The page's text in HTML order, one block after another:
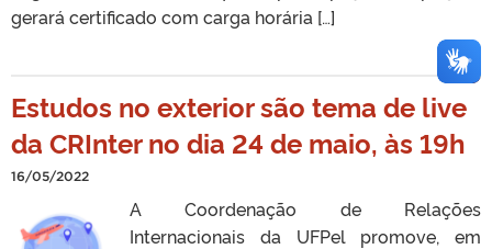
gerará certificado com carga horária […]
Estudos no exterior são tema de live
da CRInter no dia 24 de maio, às 19h
16/05/2022
A Coordenação de Relações
Internacionais da UFPel promove, em